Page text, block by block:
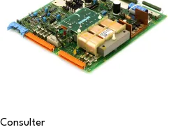
Consulter